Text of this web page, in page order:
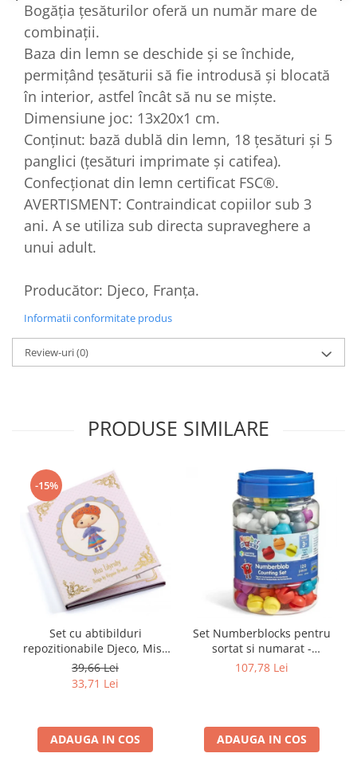
Bogăția țesăturilor oferă un număr mare de
combinații.
Baza din lemn se deschide și se închide,
permițând țesăturii să fie introdusă și blocată
în interior, astfel încât să nu se miște.
Dimensiune joc: 13x20x1 cm.
Conținut: bază dublă din lemn, 18 țesături și 5
panglici (țesături imprimate și catifea).
Confecționat din lemn certificat FSC®.
AVERTISMENT: Contraindicat copiilor sub 3
ani. A se utiliza sub directa supraveghere a
unui adult.
Producător: Djeco, Franța.
Informatii conformitate produs
Review-uri(0)
PRODUSE SIMILARE
-15%
Set cu abtibilduri
repozitionabile Djeco, Miss
Lilyruby
39,66 Lei
33,71 Lei
ADAUGA IN COS
Set Numberblocks pentru
sortat si numarat -
Numberblob
107,78 Lei
ADAUGA IN COS